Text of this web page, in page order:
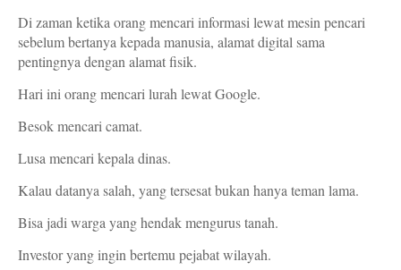
Di zaman ketika orang mencari informasi lewat mesin pencari
sebelum bertanya kepada manusia, alamat digital sama
pentingnya dengan alamat fisik.
Hari ini orang mencari lurah lewat Google.
Besok mencari camat.
Lusa mencari kepala dinas.
Kalau datanya salah, yang tersesat bukan hanya teman lama.
Bisa jadi warga yang hendak mengurus tanah.
Investor yang ingin bertemu pejabat wilayah.